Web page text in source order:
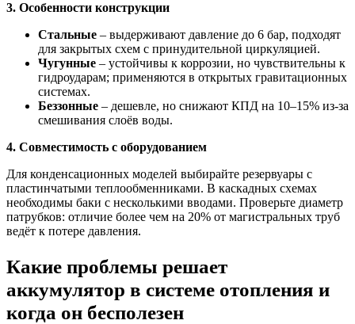
3. Особенности конструкции
Стальные – выдерживают давление до 6 бар, подходят
для закрытых схем с принудительной циркуляцией.
Чугунные – устойчивы к коррозии, но чувствительны к
гидроударам; применяются в открытых гравитационных
системах.
Беззонные – дешевле, но снижают КПД на 10–15% из-за
смешивания слоёв воды.
4. Совместимость с оборудованием
Для конденсационных моделей выбирайте резервуары с
пластинчатыми теплообменниками. В каскадных схемах
необходимы баки с несколькими вводами. Проверьте диаметр
патрубков: отличие более чем на 20% от магистральных труб
ведёт к потере давления.
Какие проблемы решает
аккумулятор в системе отопления и
когда он бесполезен